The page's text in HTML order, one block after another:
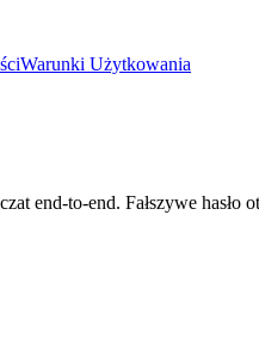
Warunki Użytkowania
end-to-end. Fałszywe hasło